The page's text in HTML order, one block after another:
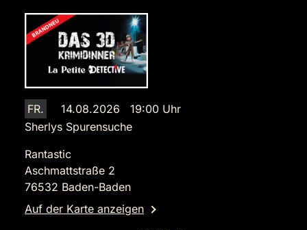
FR.
14.08.2026 19:00 Uhr
Sherlys Spurensuche
Rantastic
Aschmattstraße 2
76532 Baden-Baden
Auf der Karte anzeigen